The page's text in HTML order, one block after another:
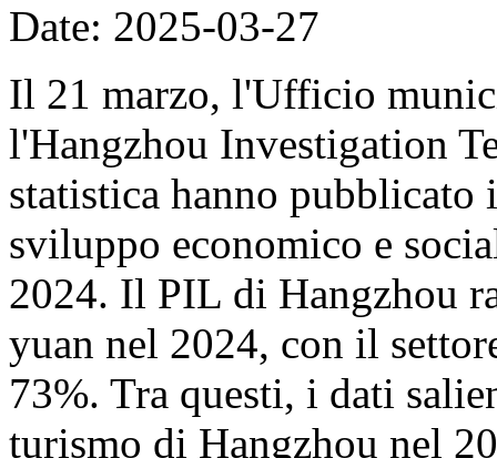
Date: 2025-03-27
Il 21 marzo, l'Ufficio
l'Hangzhou Investigation
statistica hanno
sviluppo economico e
2024. Il PIL di Hangzhou
yuan nel 2024, con il
73%. Tra questi, i dati
turismo di Hangzhou nel